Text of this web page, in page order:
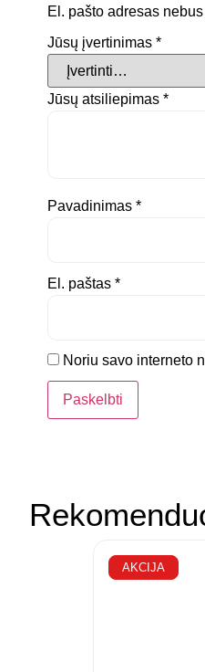
El. pašto adresas
Jūsų įvertinimas *
Jūsų atsiliepimas *
Pavadinimas *
El. paštas *
Noriu savo interneto
AKCIJA